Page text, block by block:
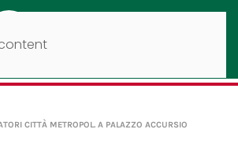
CITTÀ METROPOL. A PALAZZO ACCURSIO